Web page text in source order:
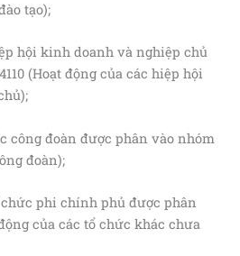
tạo);
hội kinh doanh và nghiệp chủ
(Hoạt động của các hiệp hội
công đoàn được phân vào nhóm
đoàn);
phi chính phủ được phân
của các tổ chức khác chưa